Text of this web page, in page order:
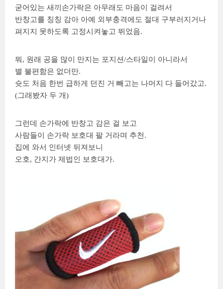
굳어있는 새끼손가락은 아무래도 마음이 걸려서
반창고를 칭칭 감아 아예 외부충격에도 절대 구부러지거나
펴지지 못하도록 고정시켜놓고 뛰었음.
뭐, 원래 공을 많이 만지는 포지션/스타일이 아니라서
별 불편함은 없더만.
슛도 처음 한번 급하게 던진 거 빼고는 나머지 다 들어갔고.
(그래봤자 두 개)
그런데 손가락에 반창고 감은 걸 보고
사람들이 손가락 보호대 팔 거라며 추천.
집에 와서 인터넷 뒤져보니
오호, 간지가 제법인 보호대가.